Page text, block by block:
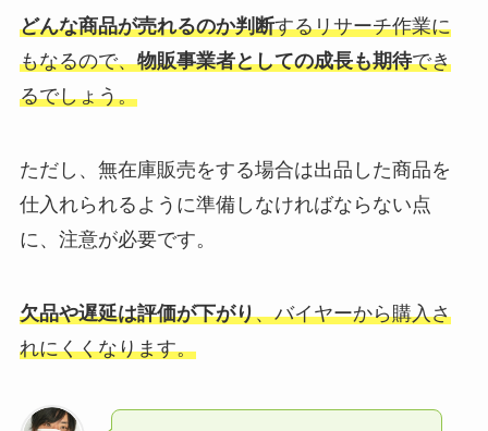
どんな商品が売れるのか判断するリサーチ作業に
もなるので、物販事業者としての成長も期待でき
るでしょう。
ただし、無在庫販売をする場合は出品した商品を
仕入れられるように準備しなければならない点
に、注意が必要です。
欠品や遅延は評価が下がり、バイヤーから購入さ
れにくくなります。